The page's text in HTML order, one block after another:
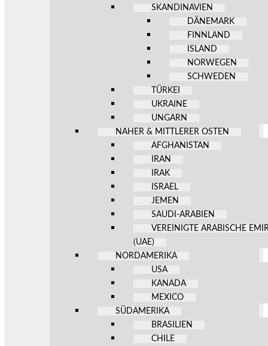
SKANDINAVIEN
DÄNEMARK
FINNLAND
ISLAND
NORWEGEN
SCHWEDEN
TÜRKEI
UKRAINE
UNGARN
NAHER & MITTLERER OSTEN
AFGHANISTAN
IRAN
IRAK
ISRAEL
JEMEN
SAUDI-ARABIEN
VEREINIGTE ARABISCHE
(UAE)
NORDAMERIKA
USA
KANADA
MEXICO
SÜDAMERIKA
BRASILIEN
CHILE